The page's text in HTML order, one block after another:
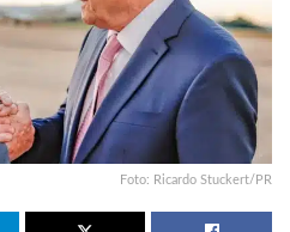
Foto: Ricardo Stuckert/PR